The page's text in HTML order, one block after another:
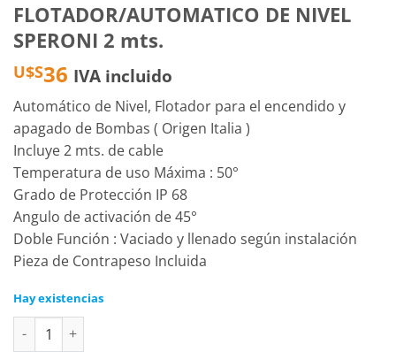
FLOTADOR/AUTOMATICO DE NIVEL
SPERONI 2 mts.
U$S36 IVA incluido
Automático de Nivel, Flotador para el encendido y
apagado de Bombas ( Origen Italia )
Incluye 2 mts. de cable
Temperatura de uso Máxima : 50°
Grado de Protección IP 68
Angulo de activación de 45°
Doble Función : Vaciado y llenado según instalación
Pieza de Contrapeso Incluida
Hay existencias
FLOTADOR/AUTOMATICO DE NIVEL SPERONI 2 mts. cantidad